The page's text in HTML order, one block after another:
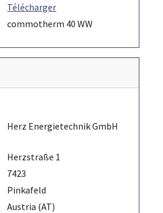
Télécharger
commotherm 40 WW
Herz Energietechnik GmbH
Herzstraße 1
7423
Pinkafeld
Austria (AT)